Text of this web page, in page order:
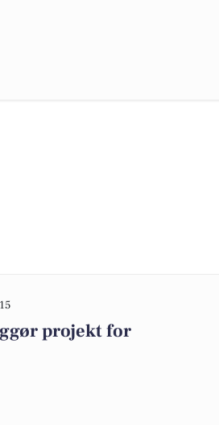
projekt for